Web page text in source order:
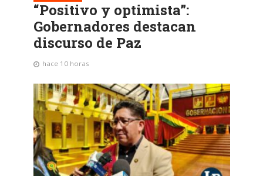
“Positivo y optimista”:
Gobernadores destacan
discurso de Paz
hace 10 horas